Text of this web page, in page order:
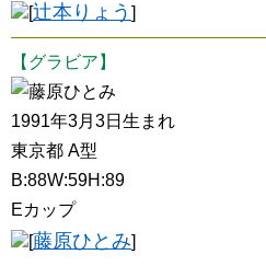
[辻本りょう ]
【グラビア】
藤原ひとみ
1991年3月3日生まれ
東京都 A型
B:88W:59H:89
Eカップ
[藤原ひとみ]